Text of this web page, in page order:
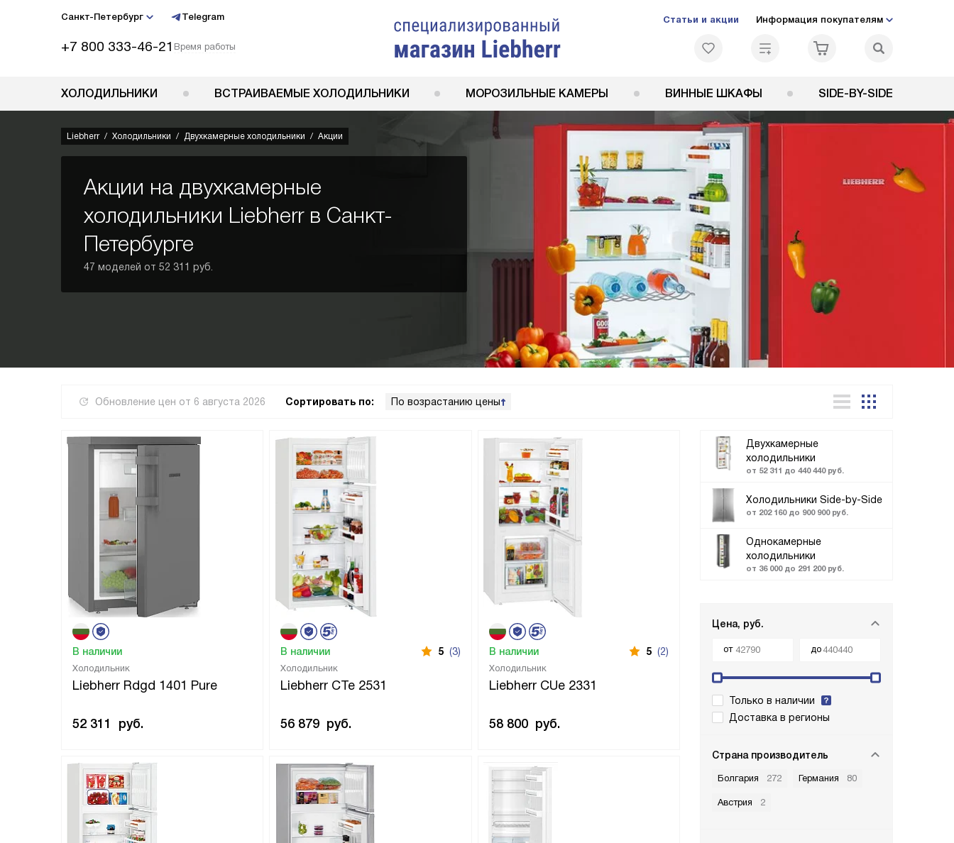
Санкт-Петербург Telegram
+7 800 333-46-21 Время работы
Статьи и акции Информация покупателям
ХОЛОДИЛЬНИКИ ВСТРАИВАЕМЫЕ ХОЛОДИЛЬНИКИ МОРОЗИЛЬНЫЕ КАМЕРЫ ВИННЫЕ ШКАФЫ SIDE-BY-SIDE
Liebherr Холодильники Двухкамерные холодильники Акции
Акции на двухкамерные
холодильники Liebherr в Санкт-
Петербурге
47 моделей от 52 311 руб.
Обновление цен от 6 августа 2026 Сортировать по: По возрастанию цены
Двухкамерные
холодильники
от 52 311 до 440 440 руб.
Холодильники Side-by-Side
от 202 160 до 900 900 руб.
Однокамерные
холодильники
от 36 000 до 291 200 руб.
Цена, руб.
от до
Только в наличии
Доставка в регионы
Cтрана производитель
Болгария 272 Германия 80
Австрия 2
Холодильник
Liebherr Rdgd 1401 Pure
В наличии
52 311 руб.
Холодильник
Liebherr CTe 2531
В наличии 5 (3)
56 879 руб.
Холодильник
Liebherr CUe 2331
В наличии 5 (2)
58 800 руб.